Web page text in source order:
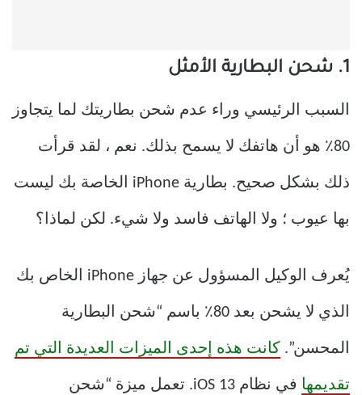
1. شحن البطارية الأمثل
السبب الرئيسي وراء عدم شحن بطاريتك لما يتجاوز
80٪ هو أن هاتفك لا يسمح بذلك. نعم ، لقد قرأت
ذلك بشكل صحيح. بطارية iPhone الخاصة بك ليست
بها عيوب ؛ ولا الهاتف فاسد ولا شيء. لكن لماذا؟
يُعرف الوكيل المسؤول عن جهاز iPhone الخاص بك
الذي لا يشحن بعد 80٪ باسم “شحن البطارية
المحسن”. كانت هذه إحدى الميزات العديدة التي تم
تقديمها في نظام iOS 13. تعمل ميزة “شحن